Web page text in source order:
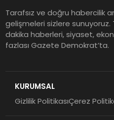
Tarafsız ve doğru habercilik
gelişmeleri sizlere
dakika haberleri, siyaset,
fazlası Gazete Demokrat’ta.
KURUMSAL
Gizlilik PolitikasıÇerez